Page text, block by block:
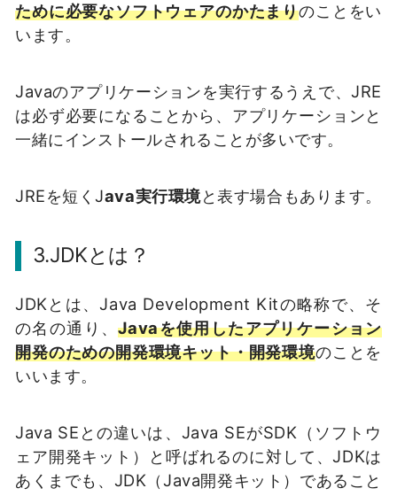
ために必要なソフトウェアのかたまりのことをい
います。
Javaのアプリケーションを実行するうえで、JRE
は必ず必要になることから、アプリケーションと
一緒にインストールされることが多いです。
JREを短くJava実行環境と表す場合もあります。
3.JDKとは？
JDKとは、Java Development Kitの略称で、そ
の名の通り、Javaを使用したアプリケーション
開発のための開発環境キット・開発環境のことを
いいます。
Java SEとの違いは、Java SEがSDK（ソフトウ
ェア開発キット）と呼ばれるのに対して、JDKは
あくまでも、JDK（Java開発キット）であること